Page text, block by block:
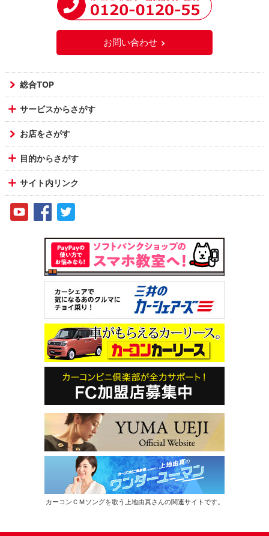
お問い合わせ
総合TOP
サービスからさがす
お店をさがす
目的からさがす
サイト内リンク
カーコンＣＭソングを歌う上地由真さんの関連サイトです。